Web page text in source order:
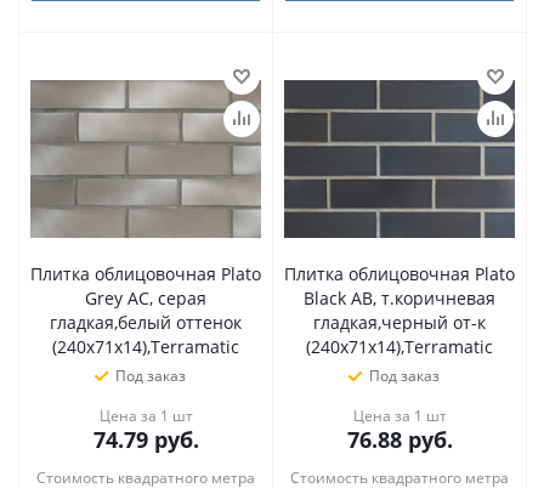
Плитка облицовочная Plato
Grey AC, серая
гладкая,белый оттенок
(240х71х14),Terramatic
Под заказ
Цена за 1 шт
74.79руб.
Стоимость квадратного метра
Плитка облицовочная Plato
Black AB, т.коричневая
гладкая,черный от-к
(240х71х14),Terramatic
Под заказ
Цена за 1 шт
76.88руб.
Стоимость квадратного метра